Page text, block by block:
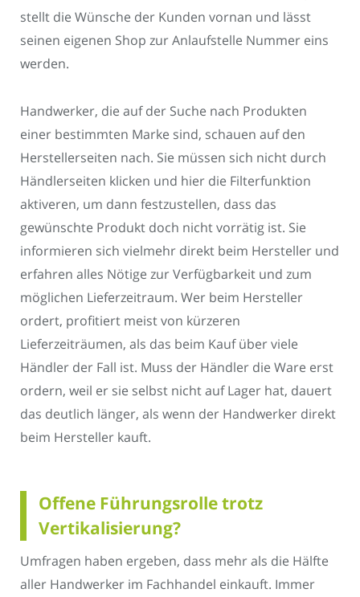
stellt die Wünsche der Kunden vornan und lässt
seinen eigenen Shop zur Anlaufstelle Nummer eins
werden.
Handwerker, die auf der Suche nach Produkten
einer bestimmten Marke sind, schauen auf den
Herstellerseiten nach. Sie müssen sich nicht durch
Händlerseiten klicken und hier die Filterfunktion
aktiveren, um dann festzustellen, dass das
gewünschte Produkt doch nicht vorrätig ist. Sie
informieren sich vielmehr direkt beim Hersteller und
erfahren alles Nötige zur Verfügbarkeit und zum
möglichen Lieferzeitraum. Wer beim Hersteller
ordert, profitiert meist von kürzeren
Lieferzeiträumen, als das beim Kauf über viele
Händler der Fall ist. Muss der Händler die Ware erst
ordern, weil er sie selbst nicht auf Lager hat, dauert
das deutlich länger, als wenn der Handwerker direkt
beim Hersteller kauft.
Offene Führungsrolle trotz
Vertikalisierung?
Umfragen haben ergeben, dass mehr als die Hälfte
aller Handwerker im Fachhandel einkauft. Immer